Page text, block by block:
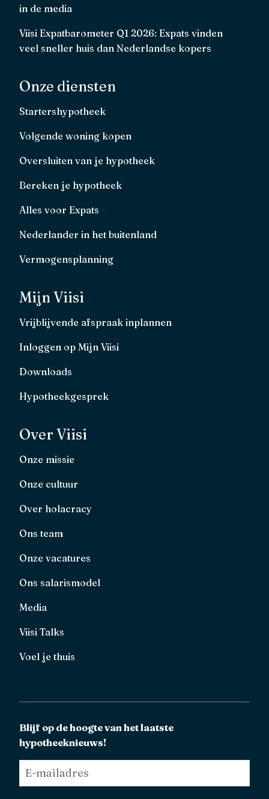
in de media
Viisi Expatbarometer Q1 2026: Expats vinden
veel sneller huis dan Nederlandse kopers
Onze diensten
Startershypotheek
Volgende woning kopen
Oversluiten van je hypotheek
Bereken je hypotheek
Alles voor Expats
Nederlander in het buitenland
Vermogensplanning
Mijn Viisi
Vrijblijvende afspraak inplannen
Inloggen op Mijn Viisi
Downloads
Hypotheekgesprek
Over Viisi
Onze missie
Onze cultuur
Over holacracy
Ons team
Onze vacatures
Ons salarismodel
Media
Viisi Talks
Voel je thuis
Blijf op de hoogte van het laatste
hypotheeknieuws!
mailadres *